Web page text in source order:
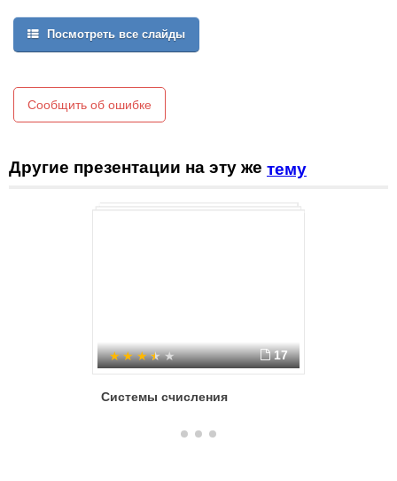
Для записи любых чисел используется всего один символ:
палочка, узелок, зарубка, камешек.
Москалёва Ирина Юрьевна
Посмотреть все слайды
Сообщить об ошибке
Другие презентации на эту же тему
17
Системы счисления